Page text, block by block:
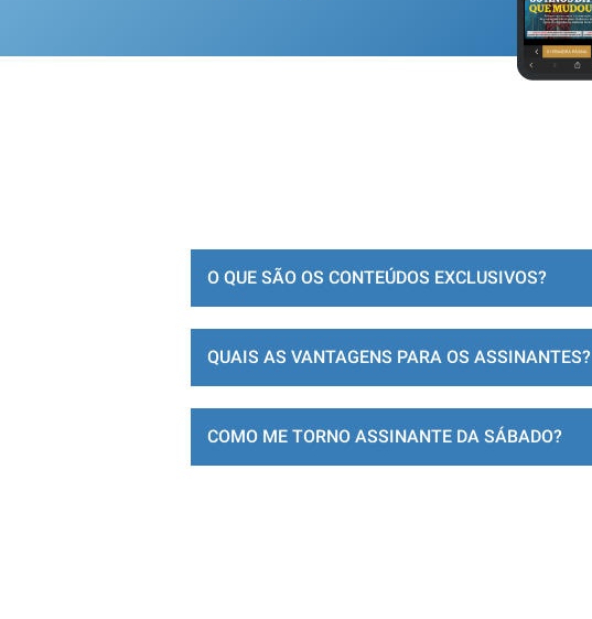
O QUE SÃO OS CONTEÚDOS EXCLUSIVOS?
QUAIS AS VANTAGENS PARA OS ASSINANTES?
COMO ME TORNO ASSINANTE DA SÁBADO?